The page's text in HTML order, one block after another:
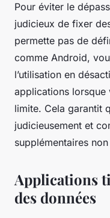
Pour éviter le
judicieux de fixer
permette pas de
comme Android,
l’utilisation en
applications lorsque
limite. Cela garantit
judicieusement et
supplémentaires
Applications
des données